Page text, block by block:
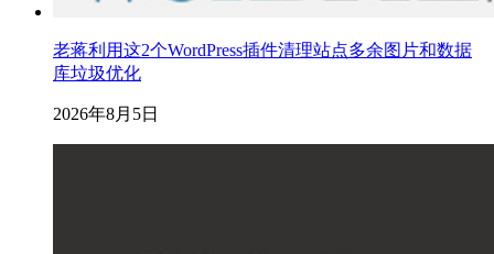
老蒋利用这2个WordPress插件清理站点多余图片和数据
库垃圾优化
2026年8月5日